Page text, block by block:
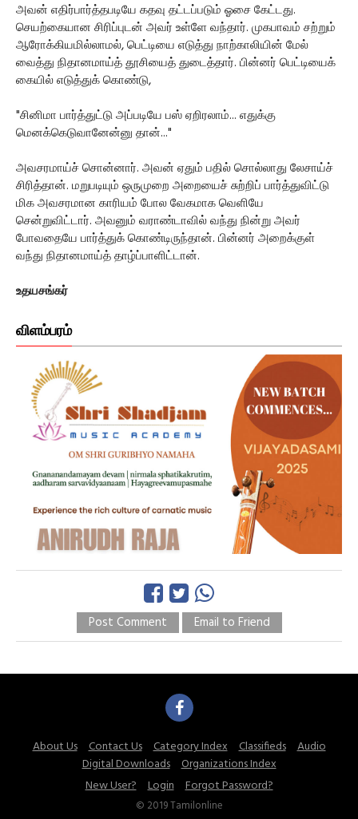
அவன் எதிர்பார்த்தபடியே கதவு தட்டப்படும் ஓசை கேட்டது.
செயற்கையான சிரிப்புடன் அவர் உள்ளே வந்தார். முகபாவம் சற்றும்
ஆரோக்கியமில்லாமல், பெட்டியை எடுத்து நாற்காலியின் மேல்
வைத்து நிதானமாய்த் தூசியைத் துடைத்தார். பின்னர் பெட்டியைக்
கையில் எடுத்துக் கொண்டு,
"சினிமா பார்த்துட்டு அப்படியே பஸ் ஏறிரலாம்... எதுக்கு
மெனக்கெடுவானேன்னு தான்..."
அவசரமாய்ச் சொன்னார். அவன் ஏதும் பதில் சொல்லாது லேசாய்ச்
சிரித்தான். மறுபடியும் ஒருமுறை அறையைச் சுற்றிப் பார்த்துவிட்டு
மிக அவசரமான காரியம் போல வேகமாக வெளியே
சென்றுவிட்டார். அவனும் வராண்டாவில் வந்து நின்று அவர்
போவதையே பார்த்துக் கொண்டிருந்தான். பின்னர் அறைக்குள்
வந்து நிதானமாய்த் தாழ்ப்பாளிட்டான்.
உதயசங்கர்
விளம்பரம்
Post Comment Email to Friend
About Us Contact Us Category Index Classifieds
Audio
Digital Downloads
Organizations Index
New User?
Login Forgot Password?
© 2019 Tamilonline